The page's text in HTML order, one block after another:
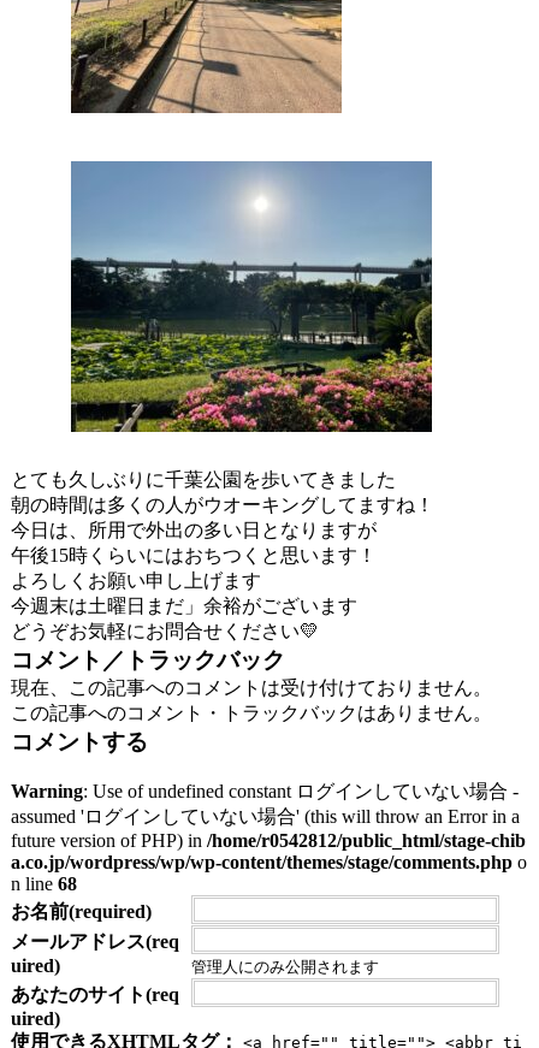
とても久しぶりに千葉公園を歩いてきました
朝の時間は多くの人がウオーキングしてますね！
今日は、所用で外出の多い日となりますが
午後15時くらいにはおちつくと思います！
よろしくお願い申し上げます
今週末は土曜日まだ」余裕がございます
どうぞお気軽にお問合せください💛
コメント／トラックバック
現在、この記事へのコメントは受け付けておりません。
この記事へのコメント・トラックバックはありません。
コメントする
Warning: Use of undefined constant ログインしていない場合 -
assumed 'ログインしていない場合' (this will throw an Error in a
future version of PHP) in /home/r0542812/public_html/stage-chib
a.co.jp/wordpress/wp/wp-content/themes/stage/comments.phpo
n line 68
お名前(required)
メールアドレス(req
uired)
管理人にのみ公開されます
あなたのサイト(req
uired)
使用できるXHTMLタグ：
<a href="" title=""> <abbr ti